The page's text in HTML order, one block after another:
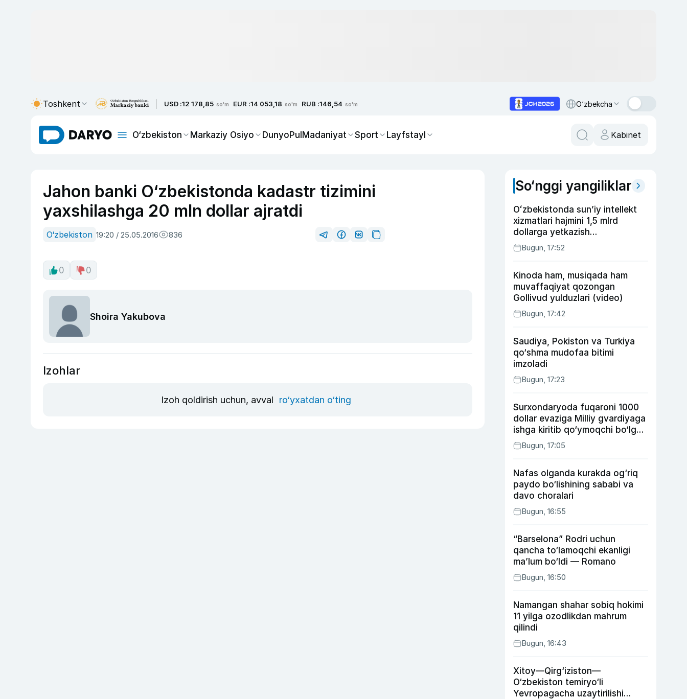
Toshkent USD :12 178,85 so'm EUR :14 053,18 so'm RUB :146,54 so'm O‘zbekcha
O‘zbekiston Markaziy Osiyo DunyoPulMadaniyat Sport Layfstayl Kabinet
Jahon banki O‘zbekistonda kadastr tizimini
yaxshilashga 20 mln dollar ajratdi
O‘zbekiston 19:20 / 25.05.2016 836
0 0
Shoira Yakubova
Izohlar
Izoh qoldirish uchun, avval ro‘yxatdan o‘ting
So‘nggi yangiliklar
Oʻzbekistonda sunʼiy intellekt
xizmatlari hajmini 1,5 mlrd
dollarga yetkazish
rejalashtirilmoqda
Bugun, 17:52
Kinoda ham, musiqada ham
muvaffaqiyat qozongan
Gollivud yulduzlari (video)
Bugun, 17:42
Saudiya, Pokiston va Turkiya
qo‘shma mudofaa bitimi
imzoladi
Bugun, 17:23
Surxondaryoda fuqaroni 1000
dollar evaziga Milliy gvardiyaga
ishga kiritib qo‘ymoqchi bo‘lgan
shaxs ushlandi
Bugun, 17:05
Nafas olganda kurakda og‘riq
paydo bo‘lishining sababi va
davo choralari
Bugun, 16:55
“Barselona” Rodri uchun
qancha to‘lamoqchi ekanligi
ma’lum bo‘ldi — Romano
Bugun, 16:50
Namangan shahar sobiq hokimi
11 yilga ozodlikdan mahrum
qilindi
Bugun, 16:43
Xitoy—Qirg‘iziston—
O‘zbekiston temiryo‘li
Yevropagacha uzaytirilishi